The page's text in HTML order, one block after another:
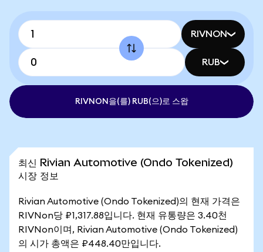
RIVNON
RUB
RIVNON을(를) RUB(으)로 스왑
최신 Rivian Automotive (Ondo Tokenized)
시장 정보
Rivian Automotive (Ondo Tokenized)의 현재 가격은
RIVNon당 ₽1,317.88입니다. 현재 유통량은 3.40천
RIVNon이며, Rivian Automotive (Ondo Tokenized)
의 시가 총액은 ₽448.40만입니다.